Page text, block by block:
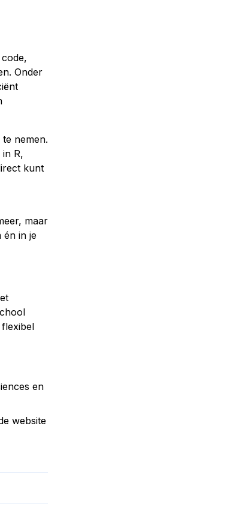
Onder
nemen.
R,
kunt
maar
én in je
flexibel
en
website